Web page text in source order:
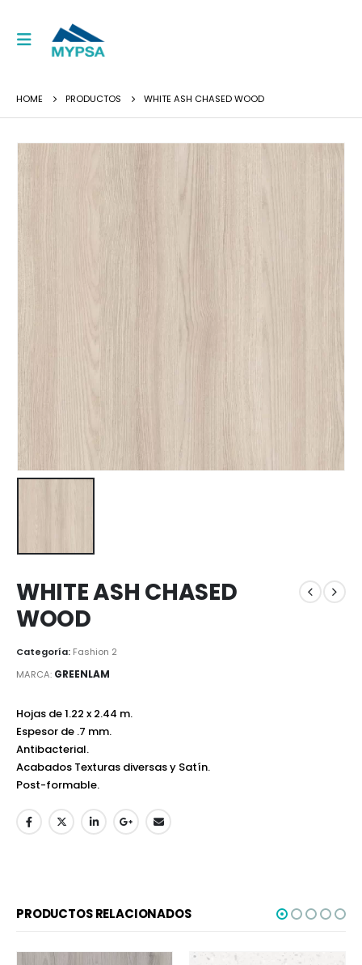
HOME PRODUCTOS WHITE ASH CHASED WOOD
WHITE ASH CHASED
WOOD
Categoría: Fashion 2
MARCA: GREENLAM
Hojas de 1.22 x 2.44 m.
Espesor de .7 mm.
Antibacterial.
Acabados Texturas diversas y Satín.
Post-formable.
PRODUCTOS RELACIONADOS